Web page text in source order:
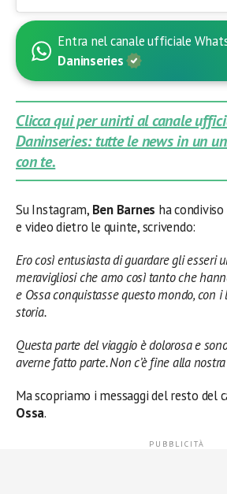
Entra nel canale ufficiale
Daninseries
Clicca qui per unirti al canale
Daninseries: tutte le news in un
con te.
Su Instagram, Ben Barnes ha
e video dietro le quinte, scrivendo:
Ero così entusiasta di guardare gli esseri
meravigliosi che amo così tanto che
e Ossa conquistasse questo mondo, con
storia.
Questa parte del viaggio è dolorosa e
averne fatto parte. Non c’è fine alla
Ma scopriamo i messaggi del resto del
Ossa.